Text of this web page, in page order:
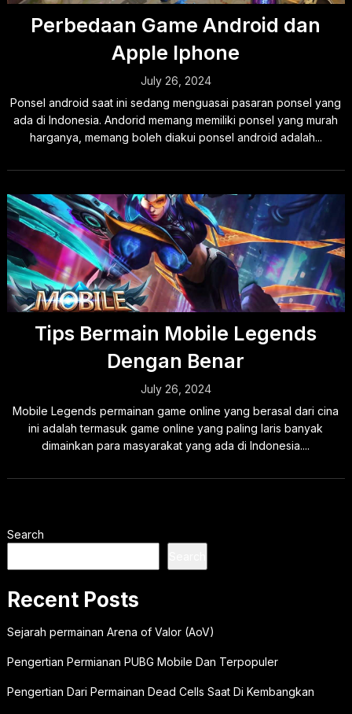
Perbedaan Game Android dan
Apple Iphone
July 26, 2024
Ponsel android saat ini sedang menguasai pasaran ponsel yang
ada di Indonesia. Andorid memang memiliki ponsel yang murah
harganya, memang boleh diakui ponsel android adalah...
Tips Bermain Mobile Legends
Dengan Benar
July 26, 2024
Mobile Legends permainan game online yang berasal dari cina
ini adalah termasuk game online yang paling laris banyak
dimainkan para masyarakat yang ada di Indonesia....
Search
Recent Posts
Sejarah permainan Arena of Valor (AoV)
Pengertian Permianan PUBG Mobile Dan Terpopuler
Pengertian Dari Permainan Dead Cells Saat Di Kembangkan